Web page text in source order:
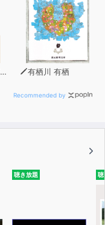
有栖川 有栖
Recommended by
聴き放題 聴